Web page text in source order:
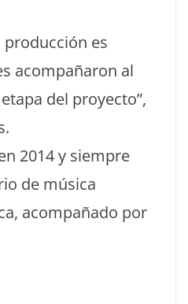
producción es
acompañaron al
del proyecto”,
2014 y siempre
de música
acompañado por